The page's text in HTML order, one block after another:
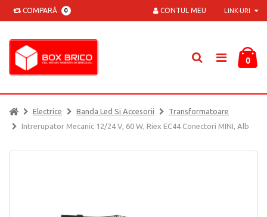
COMPARĂ 0 LINK-URI
CONTUL MEU
0
Electrice Banda Led Si Accesorii
Transformatoare
Intrerupator Mecanic 12/24 V, 60 W, Riex EC44 Conectori MINI, Alb